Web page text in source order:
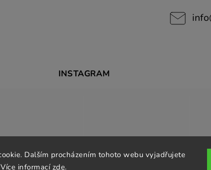
Dalším procházením tohoto webu vyjadřujete
informacízde.
info
INSTAGRAM